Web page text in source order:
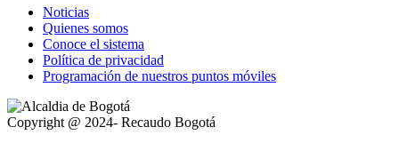
Noticias
Quienes somos
Conoce el sistema
Política de privacidad
Programación de nuestros puntos móviles
Copyright @ 2024- Recaudo Bogotá